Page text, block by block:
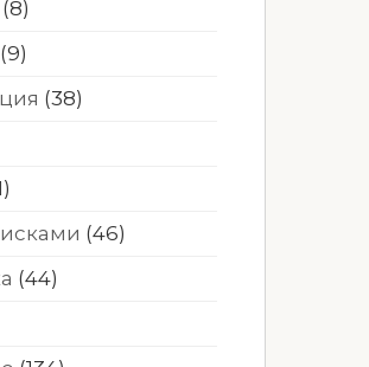
(8)
(9)
(38)
(46)
(44)